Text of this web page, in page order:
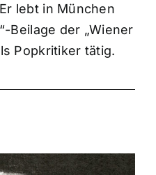
lebt in München
Beilage der „Wiener
Popkritiker tätig.